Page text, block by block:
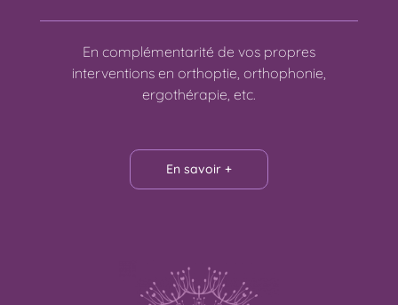
En complémentarité de vos propres
interventions en orthoptie, orthophonie,
ergothérapie, etc.
En savoir +